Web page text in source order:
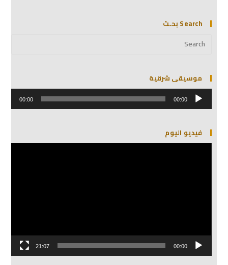
Search بحـث
موسيقى شرقية
مشغل
الصوت 00:00
00:00
فيديو اليوم
مشغل
00:00
21:07